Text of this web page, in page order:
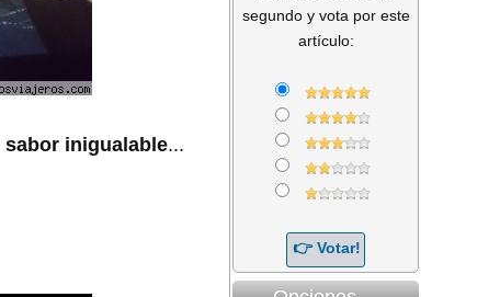
sabor inigualable...
segundo y vota por este
artículo: